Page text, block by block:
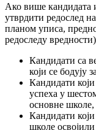
Ако више кандидата
утврдити редослед
планом уписа,
редоследу
Кандидати са
који се бодују
Кандидати
успеха у
основне школе,
Кандидати
школе